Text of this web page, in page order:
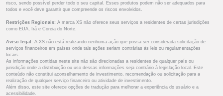
risco, sendo possível perder todo o seu capital. Esses produtos podem não ser adequados para
todos e você deve garantir que compreende os riscos envolvidos.
Restrições Regionais: A marca XS não oferece seus serviços a residentes de certas jurisdições
como EUA, Irã e Coreia do Norte.
Aviso legal: A XS não está realizando nenhuma ação que possa ser considerada solicitação de
serviços financeiros em países onde tais ações seriam contrárias às leis ou regulamentações
locais.
As informações contidas neste site não são direcionadas a residentes de qualquer país ou
jurisdição onde a distribuição ou uso dessas informações seja contrário à legislação local. Este
conteúdo não constitui aconselhamento de investimento, recomendação ou solicitação para a
realização de qualquer serviço financeiro ou atividade de investimento.
Além disso, este site oferece opções de tradução para melhorar a experiência do usuário e a
acessibilidade.